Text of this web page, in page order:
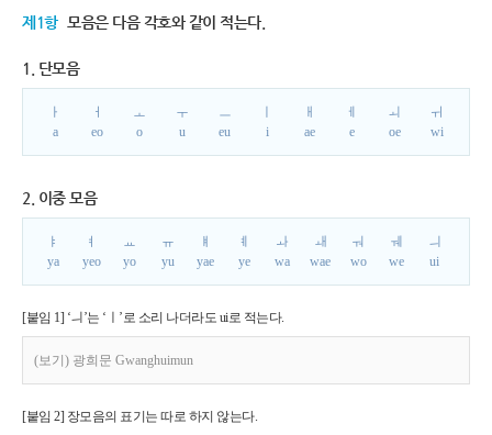
제1항 모음은 다음 각호와 같이 적는다.
1. 단모음
ㅏ
a
ㅓ
eo
ㅗ
o
ㅜ
u
ㅡ
eu
i
ㅐ
ae
ㅔ
e
ㅚ
oe
ㅟ
wi
2. 이중 모음
ㅑ
ya
ㅕ
yeo
ㅛ
yo
ㅠ
yu
ㅒ
yae
ㅖ
ye
ㅘ
wa
ㅙ
wae
ㅝ
wo
ㅞ
we
ㅢ
ui
[붙임 1] ‘ㅢ’는 ‘ㅣ’로 소리 나더라도 ui로 적는다.
(보기) 광희문 Gwanghuimun
[붙임 2] 장모음의 표기는 따로 하지 않는다.